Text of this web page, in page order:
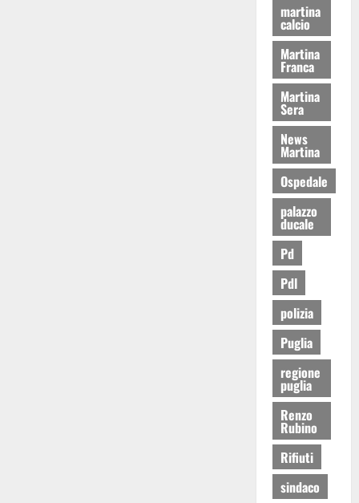
martina
calcio
Martina
Franca
Martina
Sera
News
Martina
Ospedale
palazzo
ducale
Pd
Pdl
polizia
Puglia
regione
puglia
Renzo
Rubino
Rifiuti
sindaco